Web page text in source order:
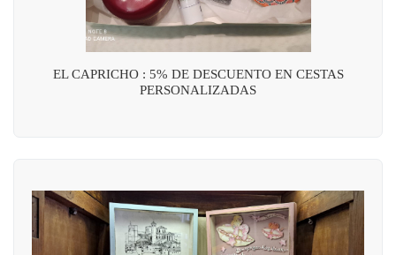
EL CAPRICHO : 5% DE DESCUENTO EN CESTAS
PERSONALIZADAS